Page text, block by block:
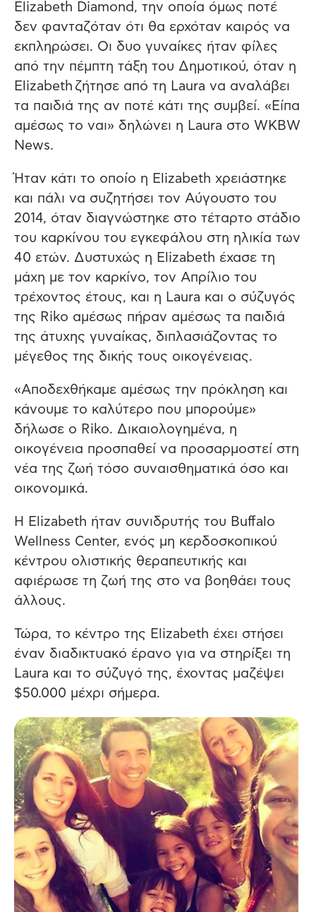
Elizabeth Diamond, την οποία όμως ποτέ
δεν φανταζόταν ότι θα ερχόταν καιρός να
εκπληρώσει. Οι δυο γυναίκες ήταν φίλες
από την πέμπτη τάξη του Δημοτικού, όταν η
Elizabeth ζήτησε από τη Laura να αναλάβει
τα παιδιά της αν ποτέ κάτι της συμβεί. «Είπα
αμέσως το ναι» δηλώνει η Laura στο WKBW
News.
Ήταν κάτι το οποίο η Elizabeth χρειάστηκε
και πάλι να συζητήσει τον Αύγουστο του
2014, όταν διαγνώστηκε στο τέταρτο στάδιο
του καρκίνου του εγκεφάλου στη ηλικία των
40 ετών. Δυστυχώς η Elizabeth έχασε τη
μάχη με τον καρκίνο, τον Απρίλιο του
τρέχοντος έτους, και η Laura και ο σύζυγός
της Riko αμέσως πήραν αμέσως τα παιδιά
της άτυχης γυναίκας, διπλασιάζοντας το
μέγεθος της δικής τους οικογένειας.
«Αποδεχθήκαμε αμέσως την πρόκληση και
κάνουμε το καλύτερο που μπορούμε»
δήλωσε ο Riko. Δικαιολογημένα, η
οικογένεια προσπαθεί να προσαρμοστεί στη
νέα της ζωή τόσο συναισθηματικά όσο και
οικονομικά.
Η Elizabeth ήταν συνιδρυτής του Buffalo
Wellness Center, ενός μη κερδοσκοπικού
κέντρου ολιστικής θεραπευτικής και
αφιέρωσε τη ζωή της στο να βοηθάει τους
άλλους.
Τώρα, το κέντρο της Elizabeth έχει στήσει
έναν διαδικτυακό έρανο για να στηρίξει τη
Laura και το σύζυγό της, έχοντας μαζέψει
$50.000 μέχρι σήμερα.